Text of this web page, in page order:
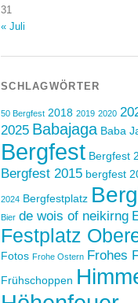
31
« Juli
SCHLAGWÖRTER
50 Bergfest 2018 2019 2020
2025 Babajaga Baba
Bergfest Bergfest
Bergfest 2015 bergfest
2024 Bergfestplatz
Bier de wois of neikirng
Festplatz
Fotos Frohe Ostern Frohes
Frühschoppen